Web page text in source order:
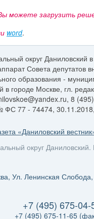
можете загрузить
word.
округ Даниловский
Совета депутатов
образования -
в городе Москве, гл.
8
77 - 74474,
«Даниловский
округ Даниловский.
Ул. Ленинская
+7 (495) 675-04-
+7 (495) 675-11-65